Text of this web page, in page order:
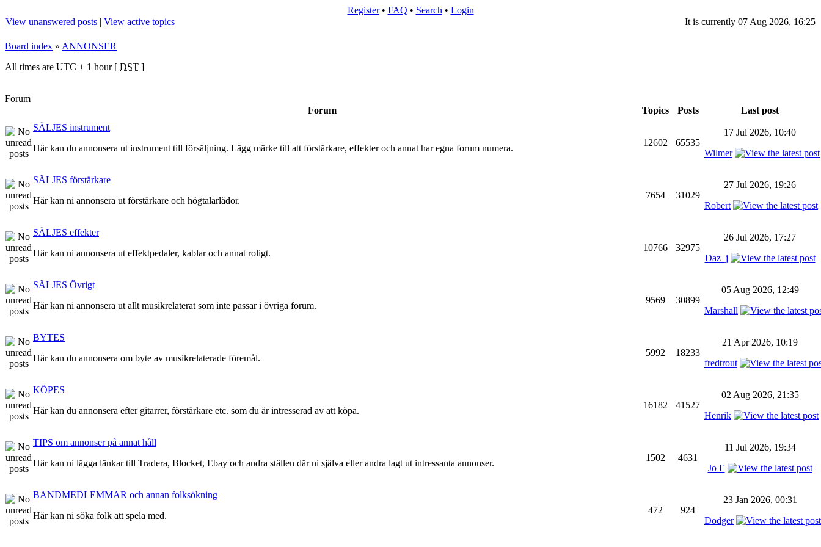
Register• FAQ • Search • Login
View unanswered posts | View active topics It is currently 07 Aug 2026, 16:25
Board index » ANNONSER
All times are UTC + 1 hour [ DST ]
Forum
Forum
Topics Posts
Last post
SÄLJES instrument
Här kan du annonsera ut instrument till försäljning. Lägg märke till att förstärkare, effekter och annat har egna forum numera.
12602 65535
17 Jul 2026, 10:40
Wilmer
SÄLJES förstärkare
Här kan ni annonsera ut förstärkare och högtalarlådor.
7654 31029
27 Jul 2026, 19:26
Robert
SÄLJES effekter
Här kan ni annonsera ut effektpedaler, kablar och annat roligt.
10766 32975
26 Jul 2026, 17:27
Daz_j
SÄLJES Övrigt
Här kan ni annonsera ut allt musikrelaterat som inte passar i övriga forum.
9569 30899
05 Aug 2026, 12:49
Marshall
BYTES
Här kan du annonsera om byte av musikrelaterade föremål.
5992 18233
21 Apr 2026, 10:19
fredtrout
KÖPES
Här kan du annonsera efter gitarrer, förstärkare etc. som du är intresserad av att köpa.
16182 41527
02 Aug 2026, 21:35
Henrik
TIPS om annonser på annat håll
Här kan ni lägga länkar till Tradera, Blocket, Ebay och andra ställen där ni själva eller andra lagt ut intressanta annonser.
1502 4631
11 Jul 2026, 19:34
Jo E
BANDMEDLEMMAR och annan folksökning
Här kan ni söka folk att spela med.
472 924
23 Jan 2026, 00:31
Dodger